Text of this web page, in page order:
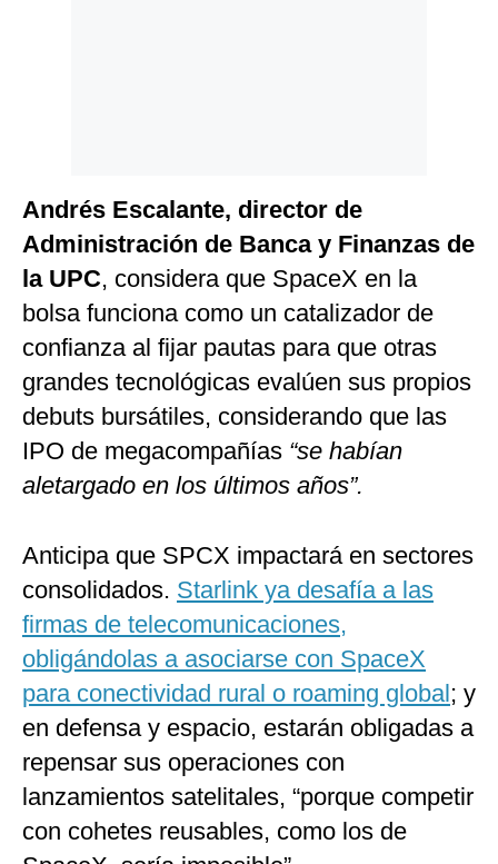
Andrés Escalante, director de
Administración de Banca y Finanzas de
la UPC, considera que SpaceX en la
bolsa funciona como un catalizador de
confianza al fijar pautas para que otras
grandes tecnológicas evalúen sus propios
debuts bursátiles, considerando que las
IPO de megacompañías “se habían
aletargado en los últimos años”.
Anticipa que SPCX impactará en sectores
consolidados. Starlink ya desafía a las
firmas de telecomunicaciones,
obligándolas a asociarse con SpaceX
para conectividad rural o roaming global; y
en defensa y espacio, estarán obligadas a
repensar sus operaciones con
lanzamientos satelitales, “porque competir
con cohetes reusables, como los de